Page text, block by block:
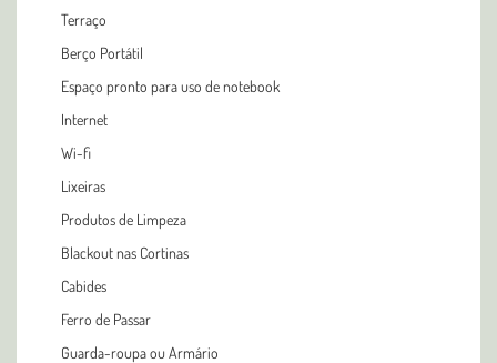
Terraço
Berço Portátil
Espaço pronto para uso de notebook
Internet
Wi-fi
Lixeiras
Produtos de Limpeza
Blackout nas Cortinas
Cabides
Ferro de Passar
Guarda-roupa ou Armário